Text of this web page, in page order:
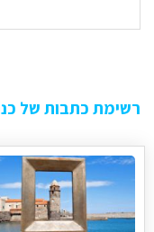
רשימת כתבות של